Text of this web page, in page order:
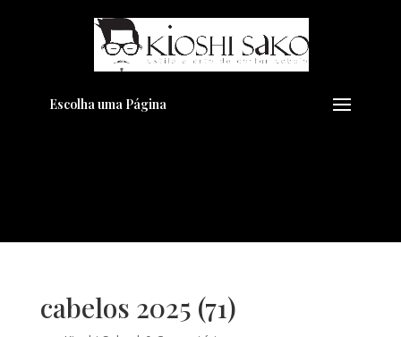
Escolha uma Página
cabelos 2025 (71)
Pensando em transformar seu
Visual??